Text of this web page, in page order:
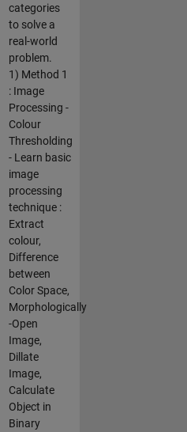
categories
to solve a
real-world
problem.
1) Method 1
: Image
Processing -
Colour
Thresholding
- Learn basic
image
processing
technique :
Extract
colour,
Difference
between
Color Space,
Morphologically
-Open
Image,
Dillate
Image,
Calculate
Object in
Binary